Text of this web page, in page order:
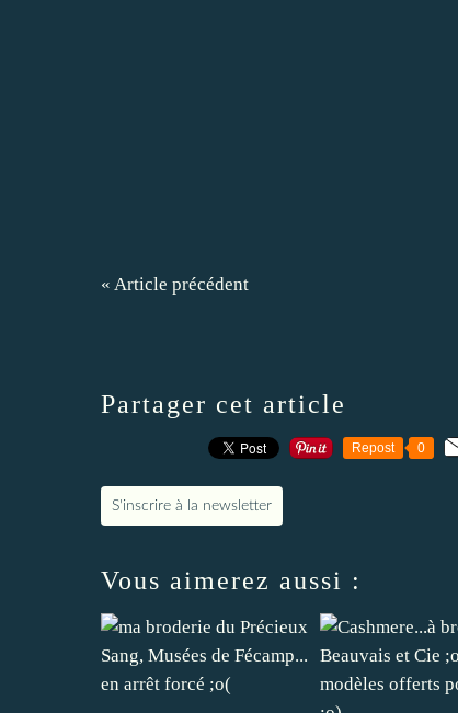
« Article précédent
Partager cet article
Repost 0
S'inscrire à la newsletter
Vous aimerez aussi :